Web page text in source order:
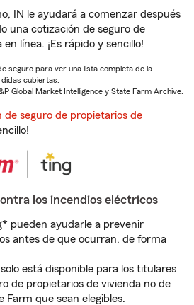
IN le ayudará a comenzar después
una cotización de seguro de
línea. ¡Es rápido y sencillo!
seguro para ver una lista completa de la
cubiertas.
Global Market Intelligence y State Farm Archive.
de seguro de propietarios de
los incendios eléctricos
pueden ayudarle a prevenir
antes de que ocurran, de forma
está disponible para los titulares
de propietarios de vivienda no de
Farm que sean elegibles.